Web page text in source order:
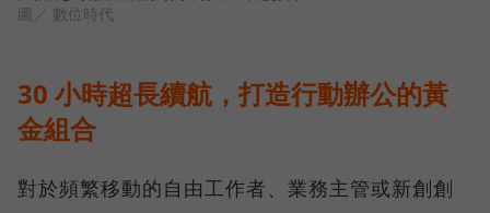
圖／ 數位時代
30 小時超長續航，打造行動辦公的黃
金組合
對於頻繁移動的自由工作者、業務主管或新創創